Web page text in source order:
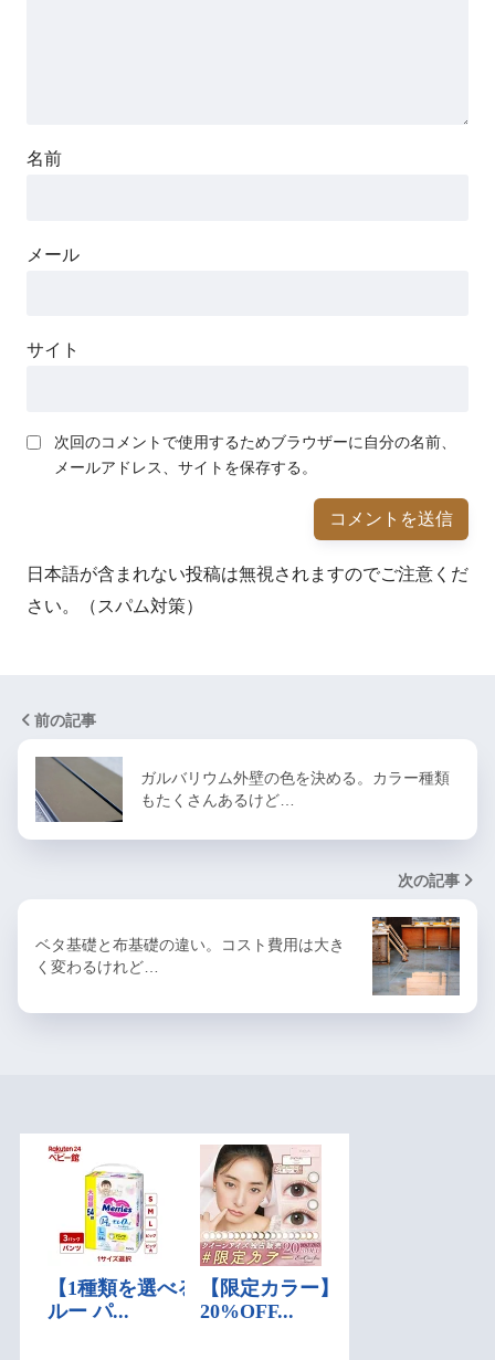
名前
メール
サイト
次回のコメントで使用するためブラウザーに自分の名前、
メールアドレス、サイトを保存する。
日本語が含まれない投稿は無視されますのでご注意くだ
さい。（スパム対策）
前の記事
ガルバリウム外壁の色を決める。カラー種類
もたくさんあるけど…
次の記事
ベタ基礎と布基礎の違い。コスト費用は大き
く変わるけれど…